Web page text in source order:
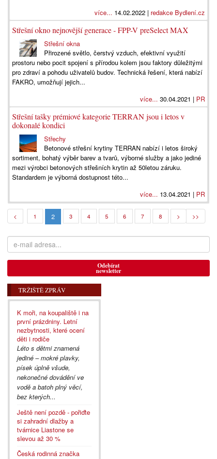
více... 14.02.2022 | redakce Bydlení.cz
Střešní okno nejnovější generace - FPP-V preSelect MAX
Střešní okna
Přirozené světlo, čerstvý vzduch, efektivní využití
prostoru nebo pocit spojení s přírodou kolem jsou faktory důležitými
pro zdraví a pohodu uživatelů budov. Technická řešení, která nabízí
FAKRO, umožňují jejich...
více... 30.04.2021 | PR
Střešní tašky prémiové kategorie TERRAN jsou i letos v
dokonalé kondici
Střechy
Betonové střešní krytiny TERRAN nabízí i letos široký
sortiment, bohatý výběr barev a tvarů, výborné služby a jako jediné
mezi výrobci betonových střešních krytin až 50letou záruku.
Standardem je výborná dostupnost této...
více... 13.04.2021 | PR
< 1 2 3 4 5 6 7 8 > >>
Odebírat
newsletter
TRŽIŠTĚ ZPRÁV
K moři, na koupaliště i na
první prázdniny. Letní
nezbytnosti, které ocení
děti i rodiče
Léto s dětmi znamená
jediné – mokré plavky,
písek úplně všude,
nekonečné dovádění ve
vodě a batoh plný věcí,
bez kterých...
Ještě není pozdě - pořiďte
si zahradní dlažby a
tvárnice Liastone se
slevou až 30 %
Česká rodinná značka